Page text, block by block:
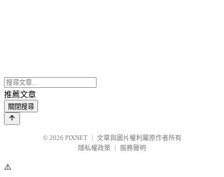
推薦文章
關閉搜尋
© 2026 PIXNET
文章與圖片權利屬原作者所有
隱私權政策
服務聲明
⚠️